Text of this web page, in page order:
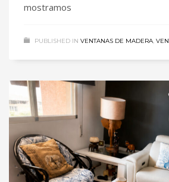
mostramos
PUBLISHED IN VENTANAS DE MADERA,